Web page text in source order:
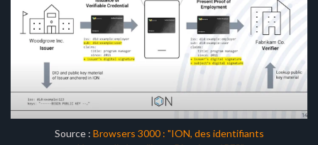
Source : Browsers 3000 : "ION, des identifiants